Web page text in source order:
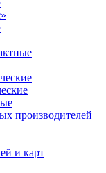
производителей
и карт